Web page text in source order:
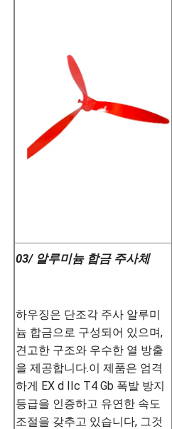
03/ 알루미늄 합금 주사체
하우징은 단조각 주사 알루미
늄 합금으로 구성되어 있으며,
견고한 구조와 우수한 열 방출
을 제공합니다.이 제품은 엄격
하게 EX d IIc T4 Gb 폭발 방지
등급을 인증하고 유연한 속도
조절을 갖추고 있습니다, 그것